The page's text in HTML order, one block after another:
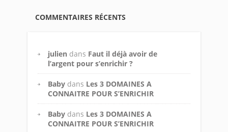
COMMENTAIRES RÉCENTS
julien dans Faut il déjà avoir de
l’argent pour s’enrichir ?
Baby dans Les 3 DOMAINES A
CONNAITRE POUR S’ENRICHIR
Baby dans Les 3 DOMAINES A
CONNAITRE POUR S’ENRICHIR